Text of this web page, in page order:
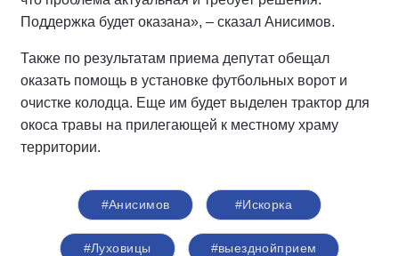
Поддержка будет оказана», – сказал Анисимов.
Также по результатам приема депутат обещал
оказать помощь в установке футбольных ворот и
очистке колодца. Еще им будет выделен трактор для
окоса травы на прилегающей к местному храму
территории.
#Анисимов #Искорка
#Луховицы #выезднойприем